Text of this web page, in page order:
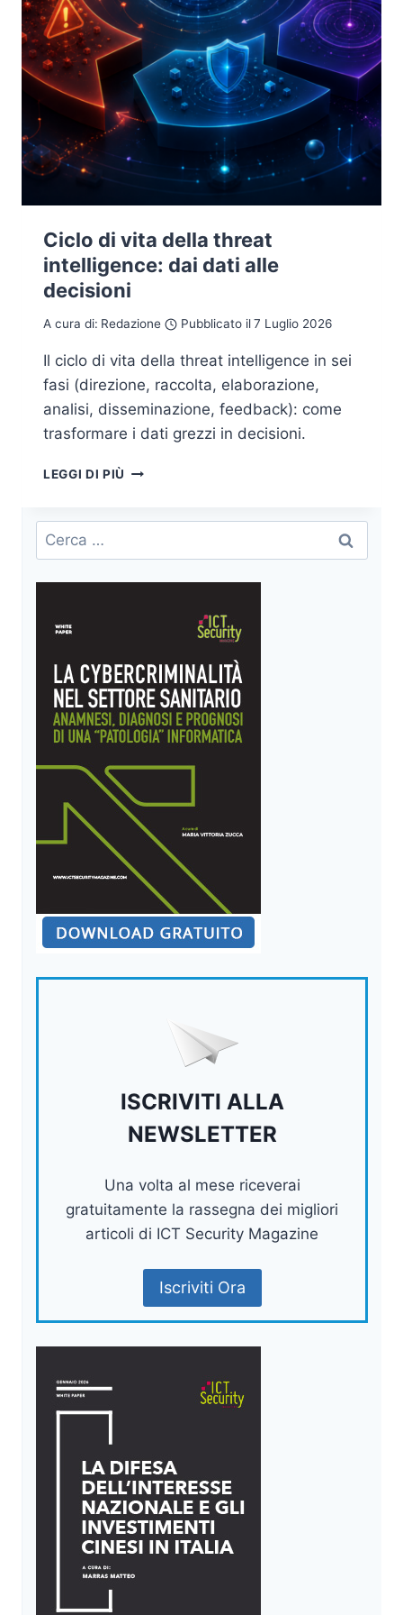
Ciclo di vita della threat
intelligence: dai dati alle
decisioni
A cura di: Redazione Pubblicato il7 Luglio 2026
Il ciclo di vita della threat intelligence in sei
fasi (direzione, raccolta, elaborazione,
analisi, disseminazione, feedback): come
trasformare i dati grezzi in decisioni.
LEGGI DI PIÙ CICLO
DELLA
INTELLIGENCE:
DAI
Ricerca
per:
ISCRIVITI ALLA
NEWSLETTER
Una volta al mese riceverai
gratuitamente la rassegna dei migliori
articoli di ICT Security Magazine
Iscriviti Ora